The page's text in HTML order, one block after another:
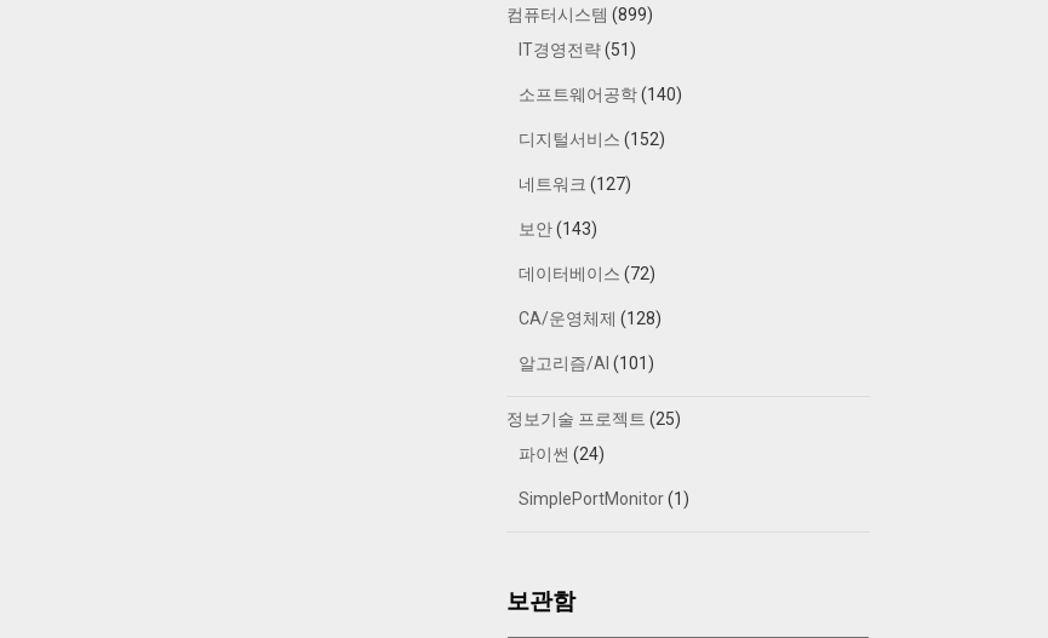
컴퓨터시스템 (899)
IT경영전략(51)
소프트웨어공학(140)
디지털서비스 (152)
네트워크 (127)
보안(143)
데이터베이스 (72)
CA/운영체제 (128)
알고리즘/AI (101)
정보기술 프로젝트 (25)
파이썬 (24)
SimplePortMonitor(1)
보관함